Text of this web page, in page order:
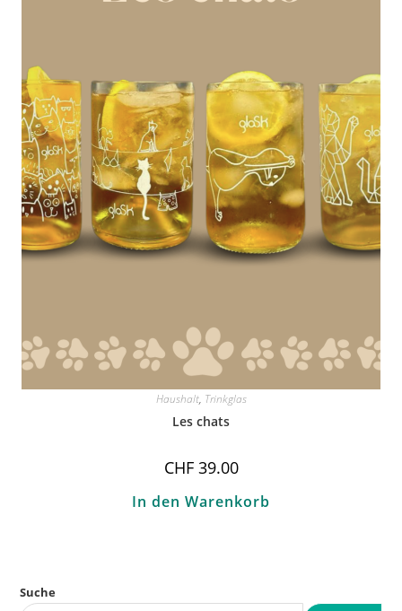
Haushalt, Trinkglas
Les chats
CHF39.00
In den Warenkorb
Suche